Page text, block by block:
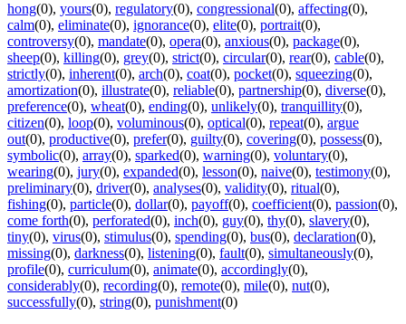
hong(0), yours(0), regulatory(0), congressional(0), affecting(0),
calm(0), eliminate(0), ignorance(0), elite(0), portrait(0),
controversy(0), mandate(0), opera(0), anxious(0), package(0),
sheep(0), killing(0), grey(0), strict(0), circular(0), rear(0), cable(0),
strictly(0), inherent(0), arch(0), coat(0), pocket(0), squeezing(0),
amortization(0), illustrate(0), reliable(0), partnership(0), diverse(0),
preference(0), wheat(0), ending(0), unlikely(0), tranquillity(0),
citizen(0), loop(0), voluminous(0), optical(0), repeat(0), argue
out(0), productive(0), prefer(0), guilty(0), covering(0), possess(0),
symbolic(0), array(0), sparked(0), warning(0), voluntary(0),
wearing(0), jury(0), expanded(0), lesson(0), naive(0), testimony(0),
preliminary(0), driver(0), analyses(0), validity(0), ritual(0),
fishing(0), particle(0), dollar(0), payoff(0), coefficient(0), passion(0),
come forth(0), perforated(0), inch(0), guy(0), thy(0), slavery(0),
tiny(0), virus(0), stimulus(0), spending(0), bus(0), declaration(0),
missing(0), darkness(0), listening(0), fault(0), simultaneously(0),
profile(0), curriculum(0), animate(0), accordingly(0),
considerably(0), recording(0), remote(0), mile(0), nut(0),
successfully(0), string(0), punishment(0)